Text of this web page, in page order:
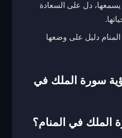
يسمعها، دل على السعادة
دليل على وضعها
لرؤية سورة الملك في
الملك في المنام؟